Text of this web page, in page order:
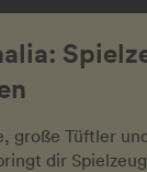
große Tüftler
dir